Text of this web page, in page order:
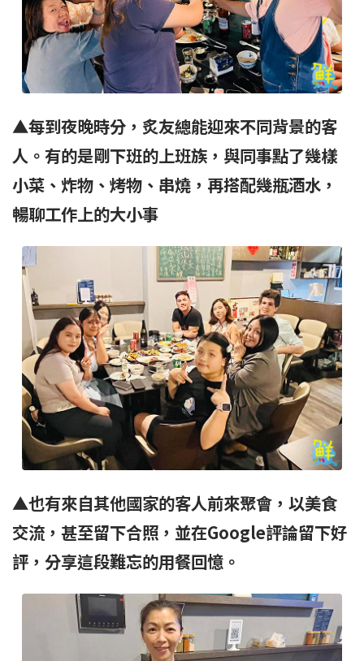
▲每到夜晚時分，炙友總能迎來不同背景的客
人。有的是剛下班的上班族，與同事點了幾樣
小菜、炸物、烤物、串燒，再搭配幾瓶酒水，
暢聊工作上的大小事
▲也有來自其他國家的客人前來聚會，以美食
交流，甚至留下合照，並在Google評論留下好
評，分享這段難忘的用餐回憶。